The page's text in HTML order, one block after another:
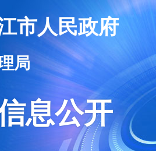
市人民政府
局
息公开